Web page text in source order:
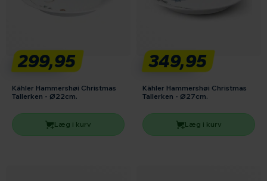
299,95
Kähler Hammershøi Christmas
Tallerken - Ø22cm.
Læg i kurv
349,95
Kähler Hammershøi Christmas
Tallerken - Ø27cm.
Læg i kurv